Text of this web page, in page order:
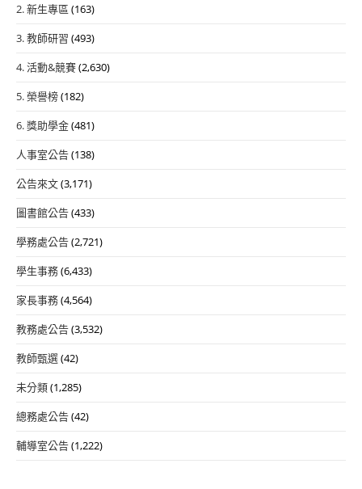
2. 新生專區 (163)
3. 教師研習 (493)
4. 活動&競賽(2,630)
5. 榮譽榜(182)
6. 獎助學金(481)
人事室公告(138)
公告來文(3,171)
圖書館公告(433)
學務處公告(2,721)
學生事務(6,433)
家長事務(4,564)
教務處公告(3,532)
教師甄選(42)
未分類(1,285)
總務處公告(42)
輔導室公告(1,222)